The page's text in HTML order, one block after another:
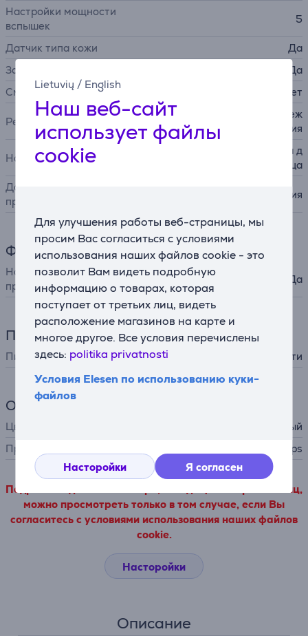
Lietuvių / English
Наш веб-сайт
использует файлы
cookie
Для улучшения работы веб-страницы, мы
просим Вас согласиться с условиями
использования наших файлов cookie - это
позволит Вам видеть подробную
информацию о товарах, которая
поступает от третьих лиц, видеть
расположение магазинов на карте и
многое другое. Все условия перечислены
здесь: politika privatnosti
Условия Elesen по использованию куки-
файлов
Насторойки Я согласен
Настройки мощности
вспышек
5
Датчик типа кожи
Да
Защита от УФ-излучения
Да
Сменная лампа
Нет
Режимы
режим для скольжения, реж
им нажатия
Насадки
насадка для тела, насадка д
ля лица
Дополнительные
принадлежности
сумочка для хранения
Функции
Настройка при помощи
приложения
Да
Питание
Питание от сети
Общий параметр
Цвет
белый / розовый
Производитель
Philips
Подробные данные о товаре, исходящие от третьих лиц,
можно просмотреть только в том случае, если Вы
согласитесь с условиями использования наших файлов
cookie.
Насторойки
Описание